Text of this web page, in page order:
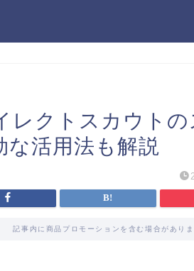
レクトスカウトの
な活用法も解説
記事内に商品プロモーションを含む場合があり